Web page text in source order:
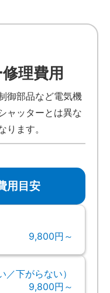
理費用
御部品など電気機
ャッターとは異な
ります。
用目安
9,800円～
下がらない）
9,800円～